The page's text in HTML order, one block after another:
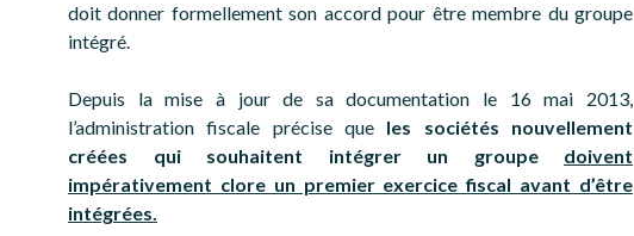
doit donner formellement son accord pour être membre du groupe
intégré.
Depuis la mise à jour de sa documentation le 16 mai 2013,
l’administration fiscale précise que les sociétés nouvellement
créées qui souhaitent intégrer un groupe doivent
impérativement clore un premier exercice fiscal avant d’être
intégrées.